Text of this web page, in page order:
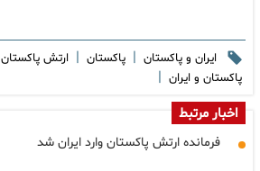
ایران و پاکستان | پاکستان | ارتش پاکستان
پاکستان و ایران |
اخبار مرتبط
فرمانده ارتش پاکستان وارد ایران شد